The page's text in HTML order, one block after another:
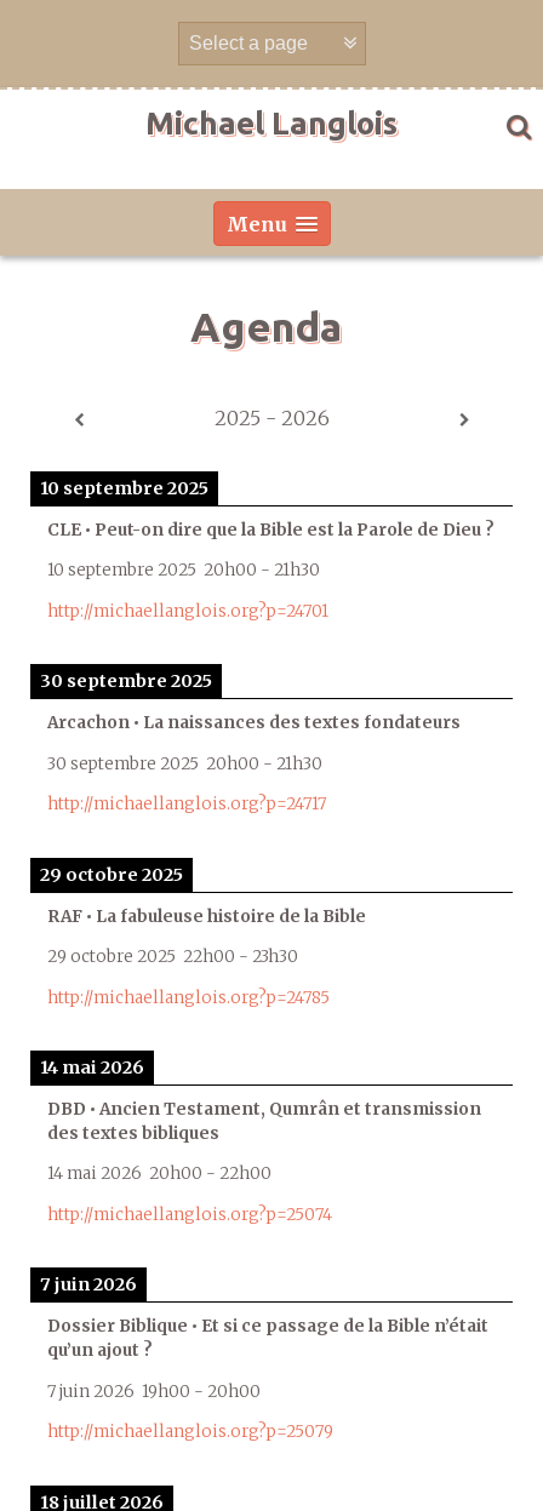
Michael Langlois
Menu
Agenda
2025 - 2026
10 septembre 2025
CLE • Peut-on dire que la Bible est la Parole de Dieu ?
10 septembre 2025 20h00 - 21h30
http://michaellanglois.org?p=24701
30 septembre 2025
Arcachon • La naissances des textes fondateurs
30 septembre 2025 20h00 - 21h30
http://michaellanglois.org?p=24717
29 octobre 2025
RAF • La fabuleuse histoire de la Bible
29 octobre 2025 22h00 - 23h30
http://michaellanglois.org?p=24785
14 mai 2026
DBD • Ancien Testament, Qumrân et transmission
des textes bibliques
14 mai 2026 20h00 - 22h00
http://michaellanglois.org?p=25074
7 juin 2026
Dossier Biblique • Et si ce passage de la Bible n’était
qu’un ajout ?
7 juin 2026 19h00 - 20h00
http://michaellanglois.org?p=25079
18 juillet 2026